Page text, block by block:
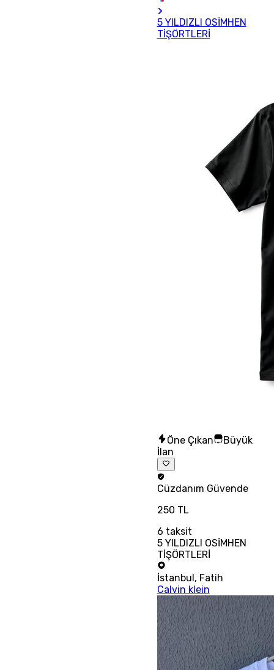
5 YILDIZLI OSİMHEN
TİŞÖRTLERİ
Öne Çıkan
Büyük
İlan
Cüzdanım Güvende
250 TL
6 taksit
5 YILDIZLI OSİMHEN
TİŞÖRTLERİ
İstanbul , Fatih
Calvin klein